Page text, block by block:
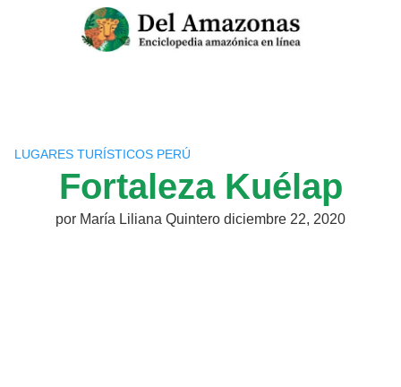
LUGARES TURÍSTICOS PERÚ
Fortaleza Kuélap
por María Liliana Quintero diciembre 22, 2020